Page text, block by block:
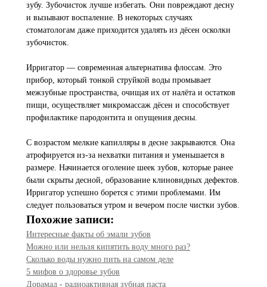
зубу. Зубочисток лучше избегать. Они повреждают десну
и вызывают воспаление. В некоторых случаях
стоматологам даже приходится удалять из дёсен осколки
зубочисток.
Ирригатор — современная альтернатива флоссам. Это
прибор, который тонкой струйкой воды промывает
межзубные пространства, очищая их от налёта и остатков
пищи, осуществляет микромассаж дёсен и способствует
профилактике пародонтита и опущения десны.
С возрастом мелкие капилляры в десне закрываются. Она
атрофируется из-за нехватки питания и уменьшается в
размере. Начинается оголение шеек зубов, которые ранее
были скрыты десной, образование клиновидных дефектов.
Ирригатор успешно борется с этими проблемами. Им
следует пользоваться утром и вечером после чистки зубов.
Похожие записи:
Интересные факты об эмали зубов
Можно или нельзя кипятить воду много раз?
Сколько воды нужно пить на самом деле
5 мифов о здоровье зубов
Дорамад - радиоактивная зубная паста